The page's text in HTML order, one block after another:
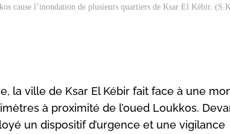
cause l’inondation de plusieurs quartiers de Ksar El Kébir.
la ville de Ksar El Kébir fait face à une
à proximité de l’oued Loukkos.
un dispositif d’urgence et une vigilance